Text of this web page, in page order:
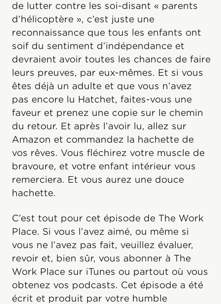
de lutter contre les soi-disant « parents
d’hélicoptère », c’est juste une
reconnaissance que tous les enfants ont
soif du sentiment d’indépendance et
devraient avoir toutes les chances de faire
leurs preuves, par eux-mêmes. Et si vous
êtes déjà un adulte et que vous n’avez
pas encore lu Hatchet, faites-vous une
faveur et prenez une copie sur le chemin
du retour. Et après l’avoir lu, allez sur
Amazon et commandez la hachette de
vos rêves. Vous fléchirez votre muscle de
bravoure, et votre enfant intérieur vous
remerciera. Et vous aurez une douce
hachette.
C’est tout pour cet épisode de The Work
Place. Si vous l’avez aimé, ou même si
vous ne l’avez pas fait, veuillez évaluer,
revoir et, bien sûr, vous abonner à The
Work Place sur iTunes ou partout où vous
obtenez vos podcasts. Cet épisode a été
écrit et produit par votre humble